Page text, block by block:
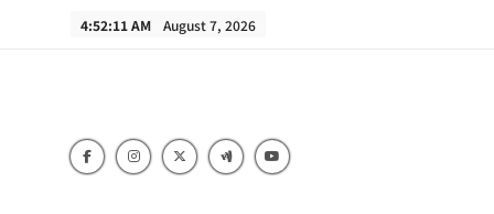
4:52:11 AM August 7, 2026